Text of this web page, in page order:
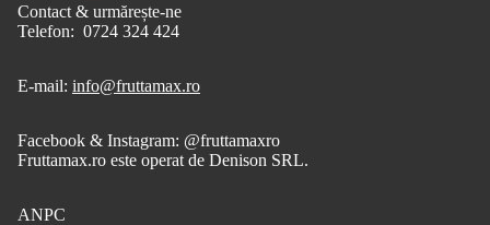
Contact & urmărește-ne
Telefon: 0724 324 424
E-mail: info@fruttamax.ro
Facebook & Instagram: @fruttamaxro
Fruttamax.ro este operat de Denison SRL.
ANPC